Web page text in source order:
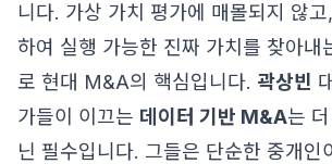
니다. 가상 가치 평가에 매몰되지 않
하여 실행 가능한 진짜 가치를 찾아내
로 현대 M&A의 핵심입니다. 곽상빈
가들이 이끄는 데이터 기반 M&A는
닌 필수입니다. 그들은 단순한 중개인